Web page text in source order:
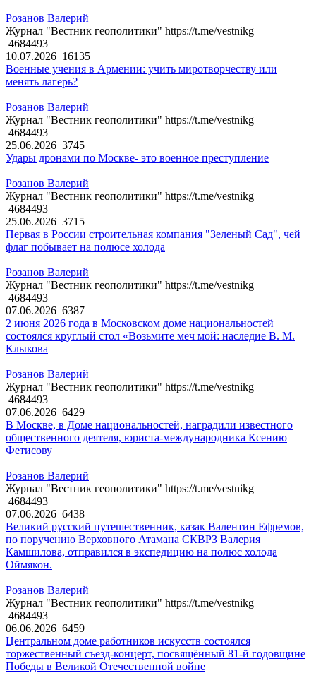
Розанов Валерий
Журнал "Вестник геополитики" https://t.me/vestnikg
4684493
10.07.2026 16135
Военные учения в Армении: учить миротворчеству или
менять лагерь?
Розанов Валерий
Журнал "Вестник геополитики" https://t.me/vestnikg
4684493
25.06.2026 3745
Удары дронами по Москве- это военное преступление
Розанов Валерий
Журнал "Вестник геополитики" https://t.me/vestnikg
4684493
25.06.2026 3715
Первая в России строительная компания "Зеленый Сад", чей
флаг побывает на полюсе холода
Розанов Валерий
Журнал "Вестник геополитики" https://t.me/vestnikg
4684493
07.06.2026 6387
2 июня 2026 года в Московском доме национальностей
состоялся круглый стол «Возьмите меч мой: наследие В. М.
Клыкова
Розанов Валерий
Журнал "Вестник геополитики" https://t.me/vestnikg
4684493
07.06.2026 6429
В Москве, в Доме национальностей, наградили известного
общественного деятеля, юриста-международника Ксению
Фетисову
Розанов Валерий
Журнал "Вестник геополитики" https://t.me/vestnikg
4684493
07.06.2026 6438
Великий русский путешественник, казак Валентин Ефремов,
по поручению Верховного Атамана СКВРЗ Валерия
Камшилова, отправился в экспедицию на полюс холода
Оймякон.
Розанов Валерий
Журнал "Вестник геополитики" https://t.me/vestnikg
4684493
06.06.2026 6459
Центральном доме работников искусств состоялся
торжественный съезд-концерт, посвящённый 81-й годовщине
Победы в Великой Отечественной войне